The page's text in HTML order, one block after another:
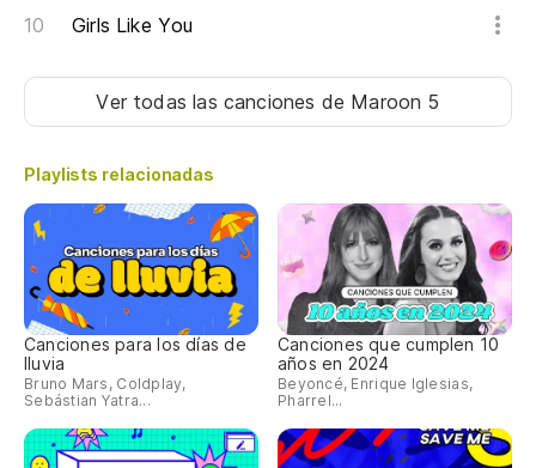
Girls Like You
Ver todas las canciones de Maroon 5
Playlists relacionadas
Canciones para los días de
lluvia
Bruno Mars, Coldplay,
Sebástian Yatra...
Canciones que cumplen 10
años en 2024
Beyoncé, Enrique Iglesias,
Pharrel...